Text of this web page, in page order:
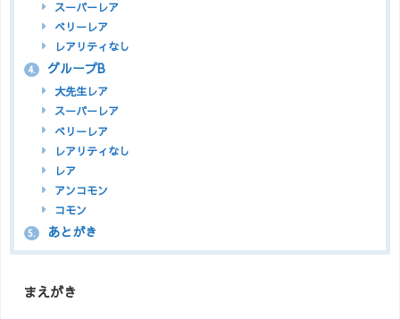
スーパーレア
ベリーレア
レアリティなし
4. グループB
大先生レア
スーパーレア
ベリーレア
レアリティなし
レア
アンコモン
コモン
5. あとがき
まえがき